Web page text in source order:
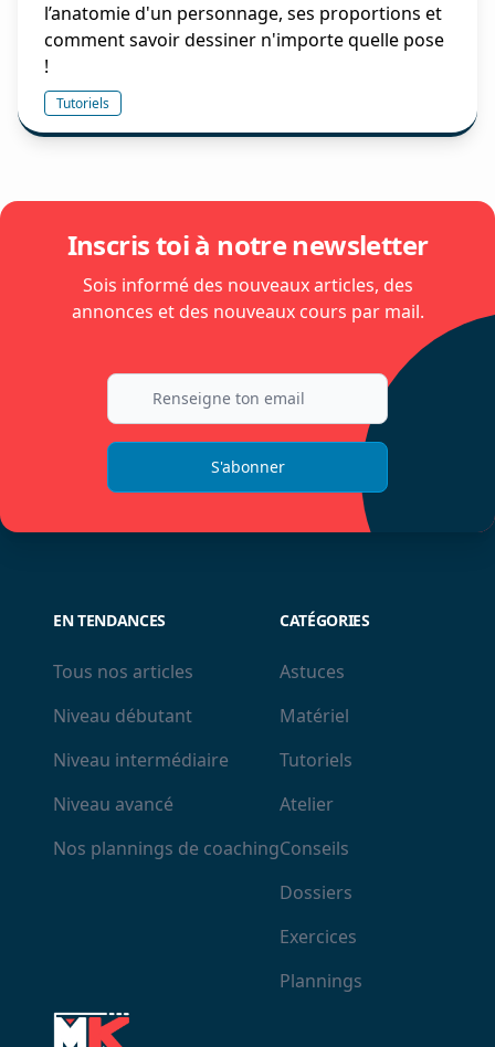
l’anatomie d'un personnage, ses proportions et
comment savoir dessiner n'importe quelle pose
!
Tutoriels
Inscris toi à notre newsletter
Sois informé des nouveaux articles, des
annonces et des nouveaux cours par mail.
S'abonner
EN TENDANCES
Tous nos articles
Niveau débutant
Niveau intermédiaire
Niveau avancé
Nos plannings de coaching
CATÉGORIES
Astuces
Matériel
Tutoriels
Atelier
Conseils
Dossiers
Exercices
Plannings